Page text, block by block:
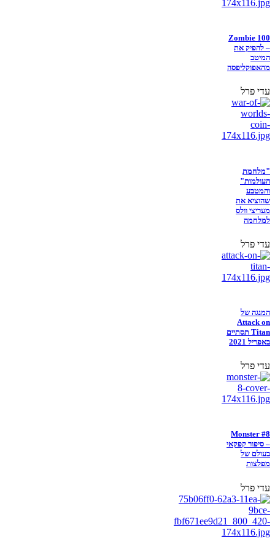
Zombie 100
– להפיק את
המיטב
מהאפוקליפסה
עדי פרל
"מלחמת
העולמות"
והמטבע
שהוציא את
מעריצי וולס
למלחמה
עדי פרל
המנגה של
Attack on
Titan תסתיים
באפריל 2021
עדי פרל
Monster #8
– סיפור קפקאי
בעולם של
מפלצות
עדי פרל